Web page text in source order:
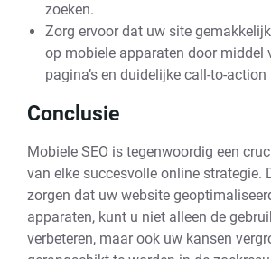
zoeken.
Zorg ervoor dat uw site
op mobiele apparaten door middel
pagina’s en duidelijke call-to-action
Conclusie
Mobiele SEO is tegenwoordig een
van elke succesvolle online strategie.
zorgen dat uw website
apparaten, kunt u niet alleen de
verbeteren, maar ook uw kansen